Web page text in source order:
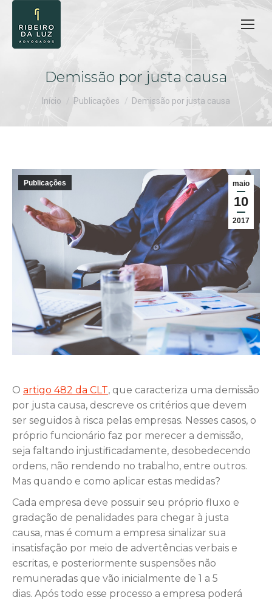
Demissão por justa causa
Você está aqui:
Início Publicações Demissão por justa causa
maio
10
2017
Publicações
O artigo 482 da CLT, que caracteriza uma demissão
por justa causa, descreve os critérios que devem
ser seguidos à risca pelas empresas. Nesses casos, o
próprio funcionário faz por merecer a demissão,
seja faltando injustificadamente, desobedecendo
ordens, não rendendo no trabalho, entre outros.
Mas quando e como aplicar estas medidas?
Cada empresa deve possuir seu próprio fluxo e
gradação de penalidades para chegar à justa
causa, mas é comum a empresa sinalizar sua
insatisfação por meio de advertências verbais e
escritas, e posteriormente suspensões não
remuneradas que vão inicialmente de 1 a 5
dias. Após todo esse processo a empresa poderá